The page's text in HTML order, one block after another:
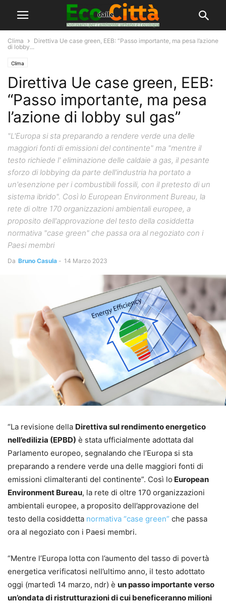
Clima
Direttiva Ue case green, EEB: “Passo importante, ma pesa l’azione
di lobby...
Clima
Direttiva Ue case green, EEB:
“Passo importante, ma pesa
l’azione di lobby sul gas”
"L'Europa si sta preparando a rendere verde una delle
maggiori fonti di emissioni del continente" ma "mentre il
testo richiede l' eliminazione delle caldaie a gas, il pesante
sforzo di lobbying da parte dell'industria ha portato a
un'esenzione per i combustibili fossili, con il pretesto di un
sistema ibrido". Così lo European Environment Bureau, la
rete di oltre 170 organizzazioni ambientali europee, a
proposito dell'approvazione del testo della cosiddetta
normativa "case green" che passa ora al negoziato con i
Paesi membri
Da Bruno Casula - 14 Marzo 2023
“La revisione della Direttiva sul rendimento energetico
nell’edilizia (EPBD) è stata ufficialmente adottata dal
Parlamento europeo, segnalando che l’Europa si sta
preparando a rendere verde una delle maggiori fonti di
emissioni climalteranti del continente”. Così lo European
Environment Bureau, la rete di oltre 170 organizzazioni
ambientali europee, a proposito dell’approvazione del
testo della cosiddetta normativa “case green” che passa
ora al negoziato con i Paesi membri.
“Mentre l’Europa lotta con l’aumento del tasso di povertà
energetica verificatosi nell’ultimo anno, il testo adottato
oggi (martedì 14 marzo, ndr) è un passo importante verso
un’ondata di ristrutturazioni di cui beneficeranno milioni